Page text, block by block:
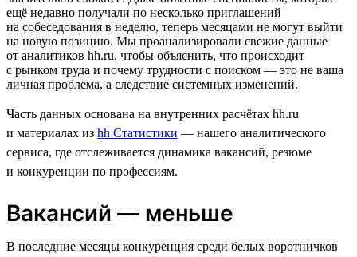
ещё недавно получали по несколько приглашений
на собеседования в неделю, теперь месяцами не могут выйти
на новую позицию. Мы проанализировали свежие данные
от аналитиков hh.ru, чтобы объяснить, что происходит
с рынком труда и почему трудности с поиском — это не ваша
личная проблема, а следствие системных изменений.
Часть данных основана на внутренних расчётах hh.ru
и материалах из hh Статистики — нашего аналитического
сервиса, где отслеживается динамика вакансий, резюме
и конкуренции по профессиям.
Вакансий — меньше
В последние месяцы конкуренция среди белых воротничков